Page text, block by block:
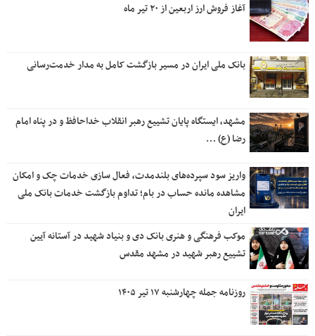
آغاز فروش ارز اربعین از ۲۰ تیر ماه
بانک ملی ایران در مسیر بازگشت کامل به مدار خدمت‌رسانی
مشهد، ایستگاه پایان تشییع رهبر انقلاب خداحافظ و در پناه امام
رضا (ع) …
واریز سود سپرده‌های بلندمدت، فعال سازی خدمات چک و امکان
مشاهده مانده حساب در بام؛ تداوم بازگشت خدمات بانک ملی
ایران
موکب فرهنگی و هنری بانک دی و بنیاد شهید در آستانه آیین
تشییع رهبر شهید در مشهد مقدس
روزنامه جمله چهارشنبه ۱۷ تیر ۱۴۰۵